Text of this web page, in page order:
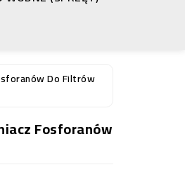
Do Filtrów
Fosforanów